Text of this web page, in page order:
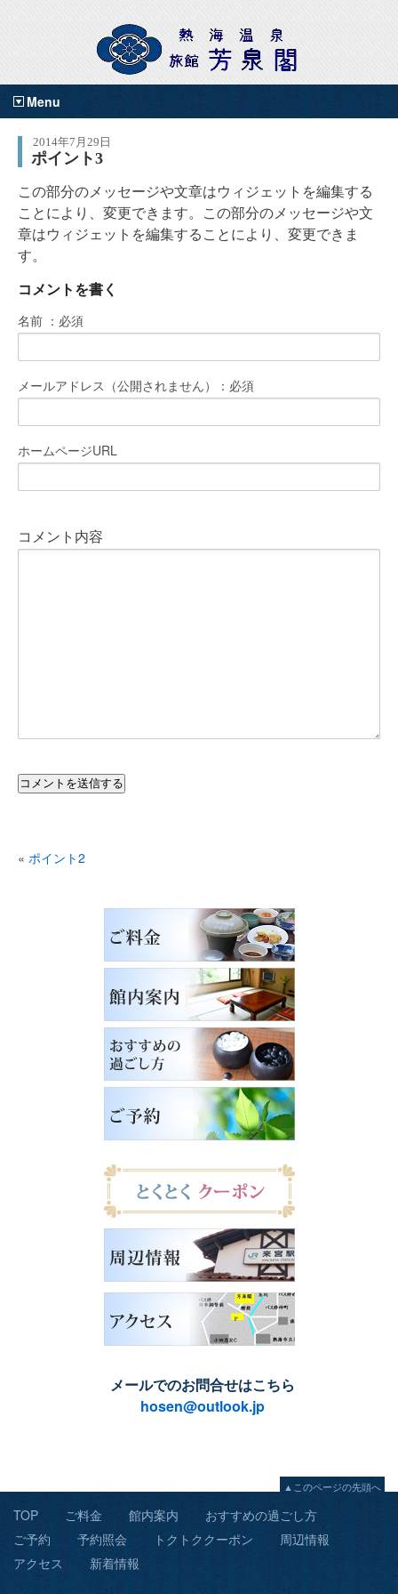
Menu
2014年7月29日
ポイント3
この部分のメッセージや文章はウィジェットを編集する
ことにより、変更できます。この部分のメッセージや文
章はウィジェットを編集することにより、変更できま
す。
コメントを書く
名前 ：必須
メールアドレス（公開されません）：必須
ホームページURL
コメント内容
« ポイント2
メールでのお問合せはこちら
hosen@outlook.jp
▲このページの先頭へ
TOP ご料金 館内案内
おすすめの過ごし方
ご予約
予約照会 トクトククーポン
周辺情報
アクセス
新着情報